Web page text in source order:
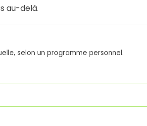
au-delà.
selon un programme personnel.